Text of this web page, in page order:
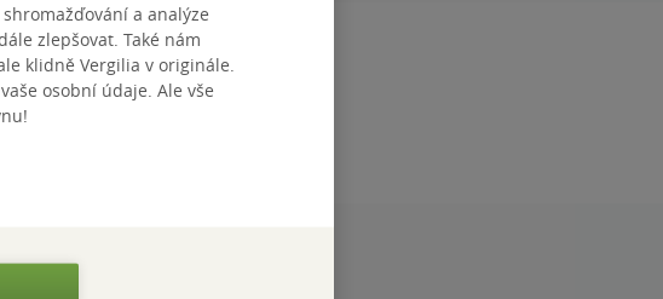
POČET STRAN
576
VYDÁNÍ
1
a analýze
zlepšovat. Také nám
klidně Vergilia v originále.
osobní údaje. Ale vše